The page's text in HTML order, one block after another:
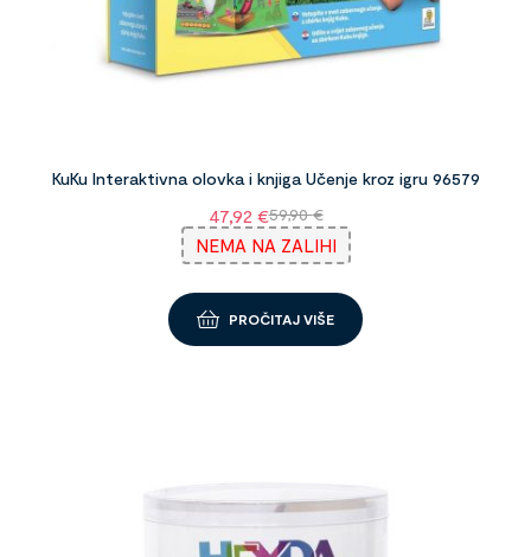
KuKu Interaktivna olovka i knjiga Učenje kroz igru 96579
59,90€
47,92 €
NEMA NA ZALIHI
PROČITAJ VIŠE